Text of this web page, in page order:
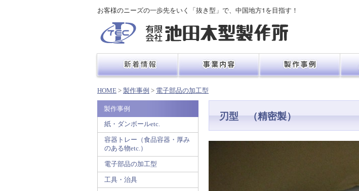
お客様のニーズの一歩先をいく「抜き型」で、中国地方1を目指す！
HOME > 製作事例 > 電子部品の加工型
刃型 （精密製）
製作事例
紙・ダンボールetc.
容器トレー（食品容器・厚み
のある物etc.）
電子部品の加工型
工具・治具